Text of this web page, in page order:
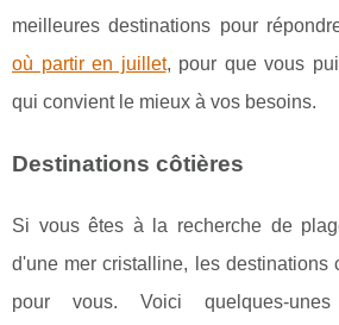
meilleures destinations pour
où partir en juillet, pour que vous
qui convient le mieux à vos besoins.
Destinations côtières
Si vous êtes à la recherche de
d'une mer cristalline, les destinations
pour vous. Voici quelques-